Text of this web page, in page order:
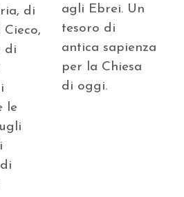
di
di
le
agli Ebrei. Un
tesoro di
antica sapienza
per la Chiesa
di oggi.